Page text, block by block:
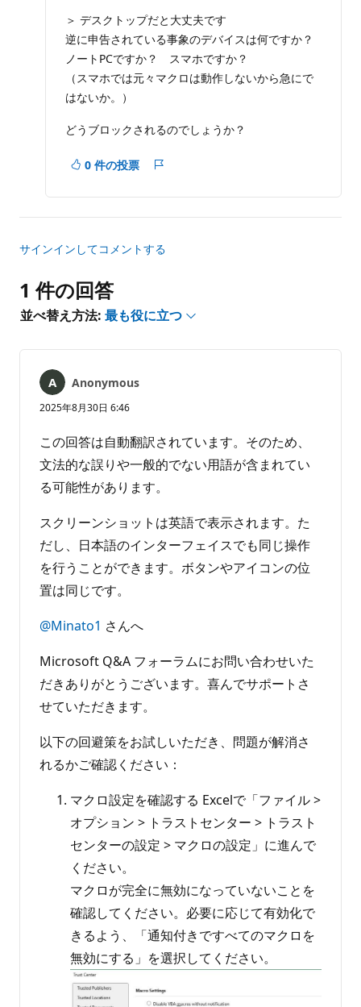
を
非
表
示
に
す
イ
ン
ト
＞ デスクトップだと大丈夫です
逆に申告されている事象のデバイスは何ですか？
ノートPCですか？ スマホですか？
（スマホでは元々マクロは動作しないから急にで
はないか。）
どうブロックされるのでしょうか？
0 件の投票
ト
サインインしてコメントする
1 件の回答
並べ替え方法: 最も役に立つ
Anonymous
2025年8月30日 6:46
この回答は自動翻訳されています。そのため、
文法的な誤りや一般的でない用語が含まれてい
る可能性があります。
スクリーンショットは英語で表示されます。た
だし、日本語のインターフェイスでも同じ操作
を行うことができます。ボタンやアイコンの位
置は同じです。
@Minato1 さんへ
Microsoft Q&A フォーラムにお問い合わせいた
だきありがとうございます。喜んでサポートさ
せていただきます。
以下の回避策をお試しいただき、問題が解消さ
れるかご確認ください：
マクロ設定を確認する Excelで「ファイル >
オプション > トラストセンター > トラスト
センターの設定 > マクロの設定」に進んで
ください。
マクロが完全に無効になっていないことを
確認してください。必要に応じて有効化で
きるよう、「通知付きですべてのマクロを
無効にする」を選択してください。